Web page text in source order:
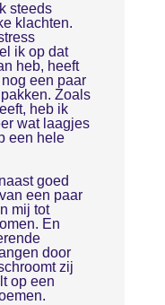
steeds
klachten.
ik op dat
heb, heeft
een paar
Zoals
heb ik
wat laagjes
een hele
goed
een paar
mij tot
En
door
zij
op een